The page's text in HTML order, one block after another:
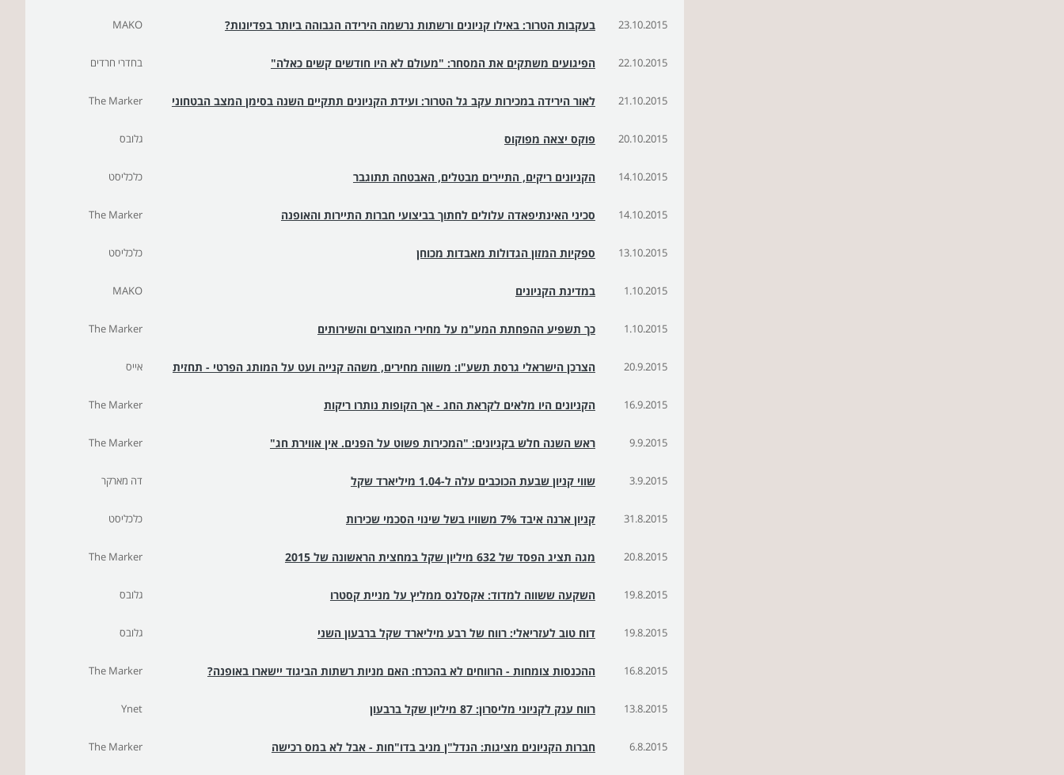
23.10.2015 בעקבות הטרור: באילו קניונים ורשתות נרשמה הירידה הגבוהה ביותר בפדיונות? MAKO
22.10.2015 הפיגועים משתקים את המסחר: "מעולם לא היו חודשים קשים כאלה" בחדרי חרדים
21.10.2015 לאור הירידה במכירות עקב גל הטרור: ועידת הקניונים תתקיים השנה בסימן המצב הבטחוני The Marker
20.10.2015 פוקס יצאה מפוקוס גלובס
14.10.2015 הקניונים ריקים, התיירים מבטלים, האבטחה תתוגבר כלכליסט
14.10.2015 סכיני האינתיפאדה עלולים לחתוך בביצועי חברות התיירות והאופנה The Marker
13.10.2015 ספקיות המזון הגדולות מאבדות מכוחן כלכליסט
1.10.2015 במדינת הקניונים MAKO
1.10.2015 כך תשפיע ההפחתת המע"מ על מחירי המוצרים והשירותים The Marker
20.9.2015 הצרכן הישראלי גרסת תשע"ו: משווה מחירים, משהה קנייה ועט על המותג הפרטי - תחזית אייס
16.9.2015 הקניונים היו מלאים לקראת החג - אך הקופות נותרו ריקות The Marker
9.9.2015 ראש השנה חלש בקניונים: "המכירות פשוט על הפנים. אין אווירת חג" The Marker
3.9.2015 שווי קניון שבעת הכוכבים עלה ל-1.04 מיליארד שקל דה מארקר
31.8.2015 קניון ארנה איבד 7% משוויו בשל שינוי הסכמי שכירות כלכליסט
20.8.2015 מגה תציג הפסד של 632 מיליון שקל במחצית הראשונה של 2015 The Marker
19.8.2015 השקעה ששווה למדוד: אקסלנס ממליץ על מניית קסטרו גלובס
19.8.2015 דוח טוב לעזריאלי: רווח של רבע מיליארד שקל ברבעון השני גלובס
16.8.2015 ההכנסות צומחות - הרווחים לא בהכרח: האם מניות רשתות הביגוד יישארו באופנה? The Marker
13.8.2015 רווח ענק לקניוני מליסרון: 87 מיליון שקל ברבעון Ynet
6.8.2015 חברות הקניונים מציגות: הנדל"ן מניב בדו"חות - אבל לא במס רכישה The Marker